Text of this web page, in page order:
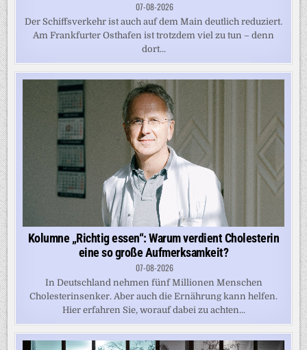
07-08-2026
Der Schiffsverkehr ist auch auf dem Main deutlich reduziert.
Am Frankfurter Osthafen ist trotzdem viel zu tun – denn
dort...
Kolumne „Richtig essen“: Warum verdient Cholesterin
eine so große Aufmerksamkeit?
07-08-2026
In Deutschland nehmen fünf Millionen Menschen
Cholesterinsenker. Aber auch die Ernährung kann helfen.
Hier erfahren Sie, worauf dabei zu achten...